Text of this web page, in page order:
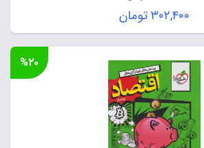
قیمت
اصلی:
۳۷۸,۰۰۰ تومان
بود.
۳۰۲,۴۰۰تومان
قیمت
فعلی:
۳۰۲,۴۰۰ تومان.
%۲۰